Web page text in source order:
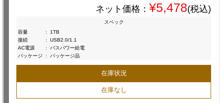
ネット価格： ¥5,478(税込)
スペック
容量
:
1TB
接続
:
USB2.0/1.1
AC電源
:
バスパワー給電
パッケージ
: パッケージ品
在庫状況
在庫なし